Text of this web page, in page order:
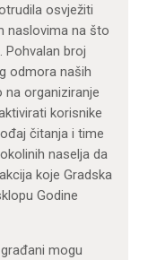
osvježiti
naslovima na što
Pohvalan broj
odmora naših
na organiziranje
korisnike
čitanja i time
naselja da
koje Gradska
Godine
mogu